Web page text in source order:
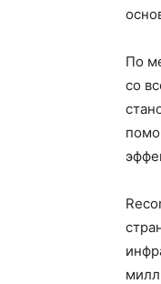
По
со